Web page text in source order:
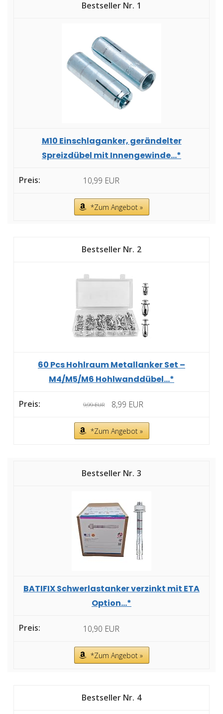
1
M10 Einschlaganker, gerändelter
Spreizdübel mit Innengewinde...*
10,99 EUR
*Zum Angebot »
2
60 Pcs Hohlraum Metallanker Set –
M4/M5/M6 Hohlwanddübel...*
9,99 EUR 8,99 EUR
*Zum Angebot »
3
BATIFIX Schwerlastanker verzinkt mit ETA
Option...*
10,90 EUR
*Zum Angebot »
4